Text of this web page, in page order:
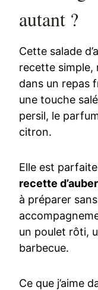
autant ?
Cette salade
recette simple,
dans un repas
une touche
persil, le
citron.
Elle est
recette
à préparer
un poulet rôti,
barbecue.
Ce que j’aime